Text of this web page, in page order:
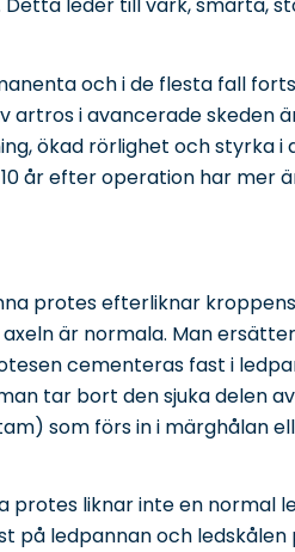
och i de flesta fall
artros i avancerade skeden
ökad rörlighet och styrka i
år efter operation har mer
protes efterliknar
är normala. Man
cementeras fast i
tar bort den sjuka delen
som förs in i märghålan
protes liknar inte en normal
på ledpannan och